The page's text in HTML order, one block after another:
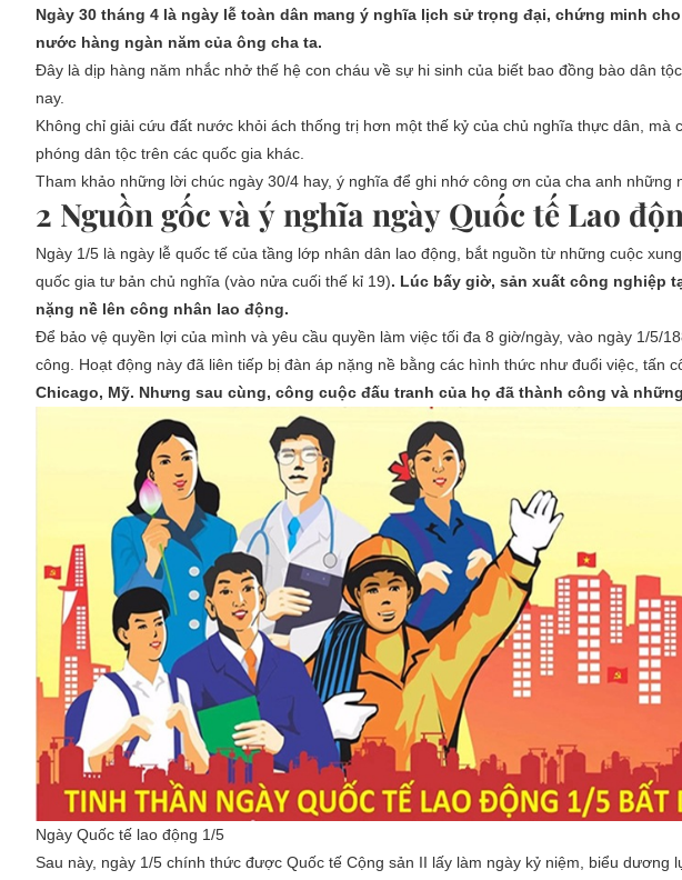
Ngày 30 tháng 4 là ngày lễ toàn dân mang ý nghĩa lịch sử trọng đại, chứng minh
nước hàng ngàn năm của ông cha ta.
Đây là dịp hàng năm nhắc nhở thế hệ con cháu về sự hi sinh của biết bao đồng bào dân
nay.
Không chỉ giải cứu đất nước khỏi ách thống trị hơn một thế kỷ của chủ nghĩa thực dân, mà
phóng dân tộc trên các quốc gia khác.
Tham khảo những lời chúc ngày 30/4 hay, ý nghĩa để ghi nhớ công ơn của cha anh
2 Nguồn gốc và ý nghĩa ngày Quốc tế Lao
Ngày 1/5 là ngày lễ quốc tế của tầng lớp nhân dân lao động, bắt nguồn từ những cuộc
quốc gia tư bản chủ nghĩa (vào nửa cuối thế kỉ 19). Lúc bấy giờ, sản xuất công nghiệp
nặng nề lên công nhân lao động.
Để bảo vệ quyền lợi của mình và yêu cầu quyền làm việc tối đa 8 giờ/ngày, vào ngày 1/5/
công. Hoạt động này đã liên tiếp bị đàn áp nặng nề bằng các hình thức như đuổi việc, tấn
Chicago, Mỹ. Nhưng sau cùng, công cuộc đấu tranh của họ đã thành công và
Ngày Quốc tế lao động 1/5
Sau này, ngày 1/5 chính thức được Quốc tế Cộng sản II lấy làm ngày kỷ niệm, biểu